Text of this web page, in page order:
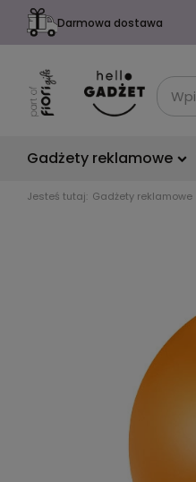
Darmowa dostawa
Gadżety reklamowe
Jesteś tutaj: Gadżety reklamowe